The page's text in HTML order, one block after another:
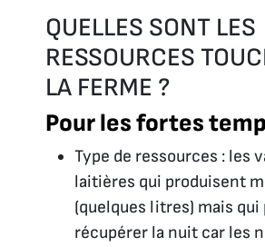
QUELLES SONT LES
RESSOURCES
LA FERME ?
Pour les fortes
Type de ressources : les
laitières qui produisent
(quelques litres) mais
récupérer la nuit car les